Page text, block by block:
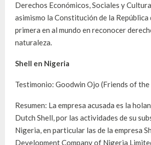
Derechos Económicos, Sociales y
asimismo la Constitución de la República
primera en al mundo en reconocer
naturaleza.
Shell en Nigeria
Testimonio: Goodwin Ojo (Friends of
Resumen: La empresa acusada es la
Dutch Shell, por las actividades de su
Nigeria, en particular las de la empresa
Development Company of Nigeria